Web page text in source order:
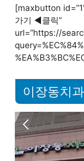
[maxbutton
가기 ◀︎클릭”
url=”https://
이장동치